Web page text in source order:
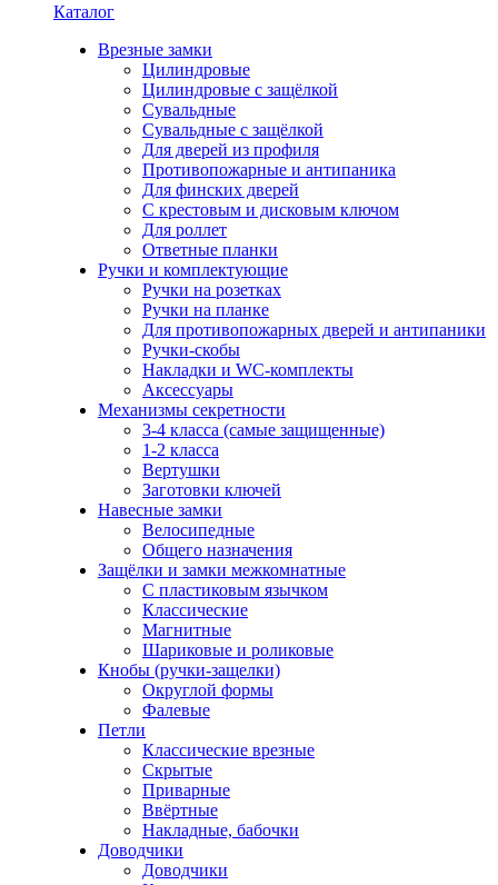
Каталог
Врезные замки
Цилиндровые
Цилиндровые с защёлкой
Сувальдные
Сувальдные с защёлкой
Для дверей из профиля
Противопожарные и антипаника
Для финских дверей
С крестовым и дисковым ключом
Для роллет
Ответные планки
Ручки и комплектующие
Ручки на розетках
Ручки на планке
Для противопожарных дверей и антипаники
Ручки-скобы
Накладки и WC-комплекты
Аксессуары
Механизмы секретности
3-4 класса (самые защищенные)
1-2 класса
Вертушки
Заготовки ключей
Навесные замки
Велосипедные
Общего назначения
Защёлки и замки межкомнатные
С пластиковым язычком
Классические
Магнитные
Шариковые и роликовые
Кнобы (ручки-защелки)
Округлой формы
Фалевые
Петли
Классические врезные
Скрытые
Приварные
Ввёртные
Накладные, бабочки
Доводчики
Доводчики